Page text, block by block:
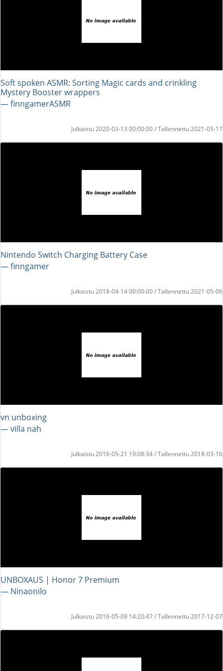
Soft spoken ASMR: Sorting Magic cards and crinkling
Mystery Booster wrappers
― finngamerASMR
Julkaistu 2020-03-13 00:00:00 / Tallennettu 2021-05-17
Nintendo Switch Charging Battery Case
― finngamer
Julkaistu 2018-04-14 00:00:00 / Tallennettu 2021-05-06
vn unboxing
― villa nah
Julkaistu 2016-05-21 19:08:34 / Tallennettu 2018-03-16
UNBOXAUS | Honor 7 Premium
― Ninaonilo
Julkaistu 2016-05-09 14:20:47 / Tallennettu 2017-12-07